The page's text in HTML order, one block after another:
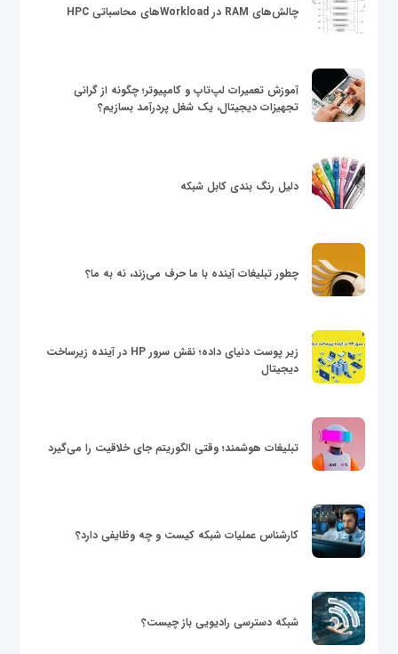
چالش‌های RAM در Workloadهای محاسباتی HPC
آموزش تعمیرات لپ‌تاپ و کامپیوتر؛ چگونه از گرانی
تجهیزات دیجیتال، یک شغل پردرآمد بسازیم؟
دلیل رنگ بندی کابل شبکه
چطور تبلیغات آینده با ما حرف می‌زند، نه به ما؟
زیر پوست دنیای داده؛ نقش سرور HP در آینده زیرساخت
دیجیتال
تبلیغات هوشمند؛ وقتی الگوریتم جای خلاقیت را می‌گیرد
کارشناس عملیات شبکه کیست و چه وظایفی دارد؟
شبکه دسترسی رادیویی باز چیست؟